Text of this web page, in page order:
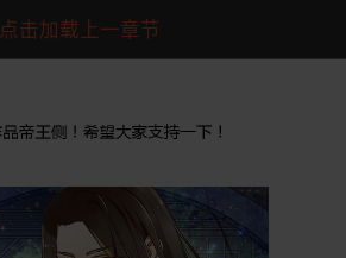
点击加载上一章节